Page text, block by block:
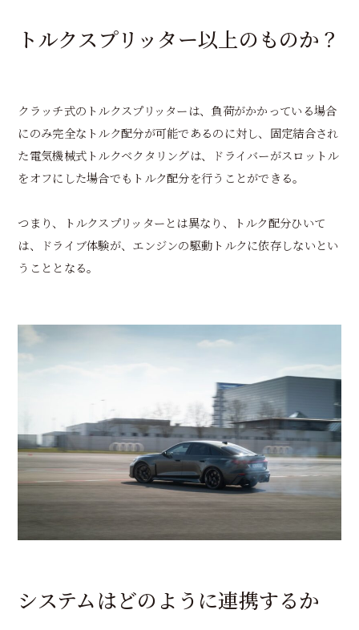
トルクスプリッター以上のものか？
クラッチ式のトルクスプリッターは、負荷がかかっている場合
にのみ完全なトルク配分が可能であるのに対し、固定結合され
た電気機械式トルクベクタリングは、ドライバーがスロットル
をオフにした場合でもトルク配分を行うことができる。
つまり、トルクスプリッターとは異なり、トルク配分ひいて
は、ドライブ体験が、エンジンの駆動トルクに依存しないとい
うこととなる。
システムはどのように連携するか